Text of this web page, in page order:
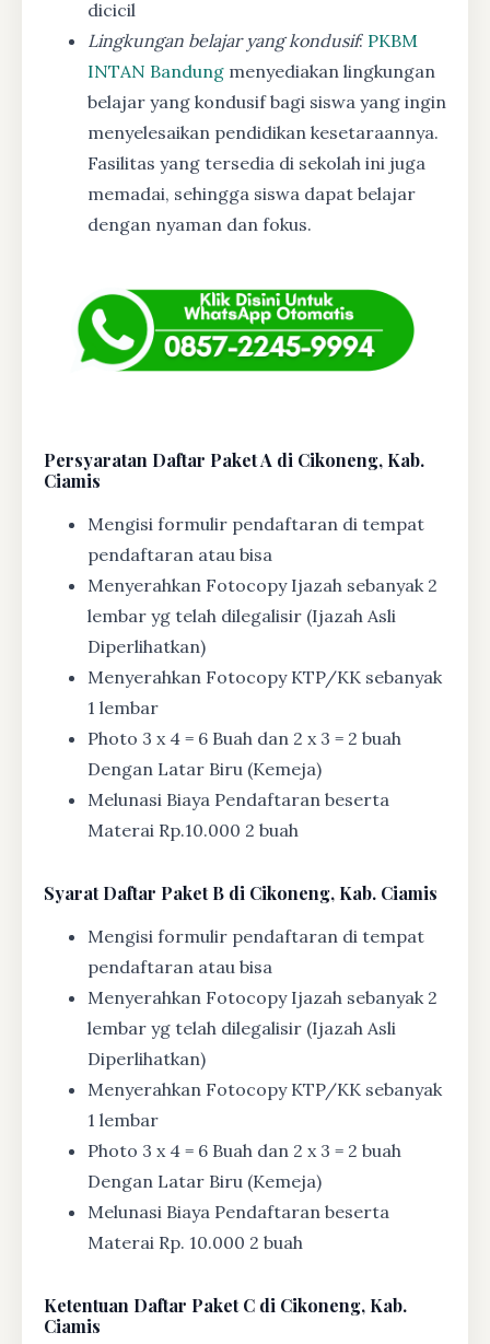
dicicil
Lingkungan belajar yang kondusif: PKBM
INTAN Bandung menyediakan lingkungan
belajar yang kondusif bagi siswa yang ingin
menyelesaikan pendidikan kesetaraannya.
Fasilitas yang tersedia di sekolah ini juga
memadai, sehingga siswa dapat belajar
dengan nyaman dan fokus.
Persyaratan Daftar Paket A di Cikoneng, Kab.
Ciamis
Mengisi formulir pendaftaran di tempat
pendaftaran atau bisa
Menyerahkan Fotocopy Ijazah sebanyak 2
lembar yg telah dilegalisir (Ijazah Asli
Diperlihatkan)
Menyerahkan Fotocopy KTP/KK sebanyak
1 lembar
Photo 3 x 4 = 6 Buah dan 2 x 3 = 2 buah
Dengan Latar Biru (Kemeja)
Melunasi Biaya Pendaftaran beserta
Materai Rp.10.000 2 buah
SyaratDaftar Paket B di Cikoneng, Kab. Ciamis
Mengisi formulir pendaftaran di tempat
pendaftaran atau bisa
Menyerahkan Fotocopy Ijazah sebanyak 2
lembar yg telah dilegalisir (Ijazah Asli
Diperlihatkan)
Menyerahkan Fotocopy KTP/KK sebanyak
1 lembar
Photo 3 x 4 = 6 Buah dan 2 x 3 = 2 buah
Dengan Latar Biru (Kemeja)
Melunasi Biaya Pendaftaran beserta
Materai Rp. 10.000 2 buah
Ketentuan Daftar Paket C di Cikoneng, Kab.
Ciamis